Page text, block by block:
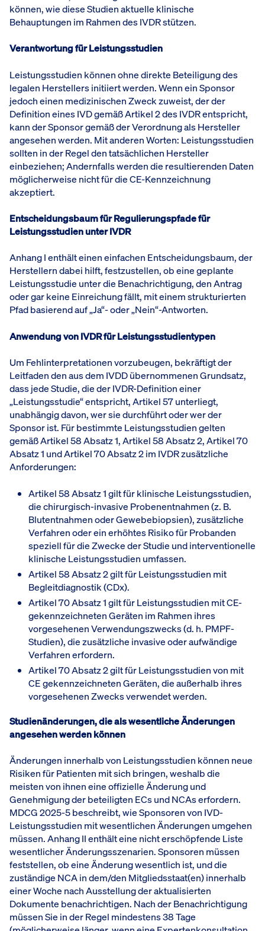
können, wie diese Studien aktuelle klinische
Behauptungen im Rahmen des IVDR stützen.
Verantwortung für Leistungsstudien
Leistungsstudien können ohne direkte Beteiligung des
legalen Herstellers initiiert werden. Wenn ein Sponsor
jedoch einen medizinischen Zweck zuweist, der der
Definition eines IVD gemäß Artikel 2 des IVDR entspricht,
kann der Sponsor gemäß der Verordnung als Hersteller
angesehen werden. Mit anderen Worten: Leistungsstudien
sollten in der Regel den tatsächlichen Hersteller
einbeziehen; Andernfalls werden die resultierenden Daten
möglicherweise nicht für die CE-Kennzeichnung
akzeptiert.
Entscheidungsbaum für Regulierungspfade für
Leistungsstudien unter IVDR
Anhang I enthält einen einfachen Entscheidungsbaum, der
Herstellern dabei hilft, festzustellen, ob eine geplante
Leistungsstudie unter die Benachrichtigung, den Antrag
oder gar keine Einreichung fällt, mit einem strukturierten
Pfad basierend auf „Ja“- oder „Nein“-Antworten.
Anwendung von IVDR für Leistungsstudientypen
Um Fehlinterpretationen vorzubeugen, bekräftigt der
Leitfaden den aus dem IVDD übernommenen Grundsatz,
dass jede Studie, die der IVDR-Definition einer
„Leistungsstudie“ entspricht, Artikel 57 unterliegt,
unabhängig davon, wer sie durchführt oder wer der
Sponsor ist. Für bestimmte Leistungsstudien gelten
gemäß Artikel 58 Absatz 1, Artikel 58 Absatz 2, Artikel 70
Absatz 1 und Artikel 70 Absatz 2 im IVDR zusätzliche
Anforderungen:
Artikel 58 Absatz 1 gilt für klinische Leistungsstudien,
die chirurgisch-invasive Probenentnahmen (z. B.
Blutentnahmen oder Gewebebiopsien), zusätzliche
Verfahren oder ein erhöhtes Risiko für Probanden
speziell für die Zwecke der Studie und interventionelle
klinische Leistungsstudien umfassen.
Artikel 58 Absatz 2 gilt für Leistungsstudien mit
Begleitdiagnostik (CDx).
Artikel 70 Absatz 1 gilt für Leistungsstudien mit CE-
gekennzeichneten Geräten im Rahmen ihres
vorgesehenen Verwendungszwecks (d. h. PMPF-
Studien), die zusätzliche invasive oder aufwändige
Verfahren erfordern.
Artikel 70 Absatz 2 gilt für Leistungsstudien von mit
CE gekennzeichneten Geräten, die außerhalb ihres
vorgesehenen Zwecks verwendet werden.
Studienänderungen, die als wesentliche Änderungen
angesehen werden können
Änderungen innerhalb von Leistungsstudien können neue
Risiken für Patienten mit sich bringen, weshalb die
meisten von ihnen eine offizielle Änderung und
Genehmigung der beteiligten ECs und NCAs erfordern.
MDCG 2025-5 beschreibt, wie Sponsoren von IVD-
Leistungsstudien mit wesentlichen Änderungen umgehen
müssen. Anhang II enthält eine nicht erschöpfende Liste
wesentlicher Änderungsszenarien. Sponsoren müssen
feststellen, ob eine Änderung wesentlich ist, und die
zuständige NCA in dem/den Mitgliedsstaat(en) innerhalb
einer Woche nach Ausstellung der aktualisierten
Dokumente benachrichtigen. Nach der Benachrichtigung
müssen Sie in der Regel mindestens 38 Tage